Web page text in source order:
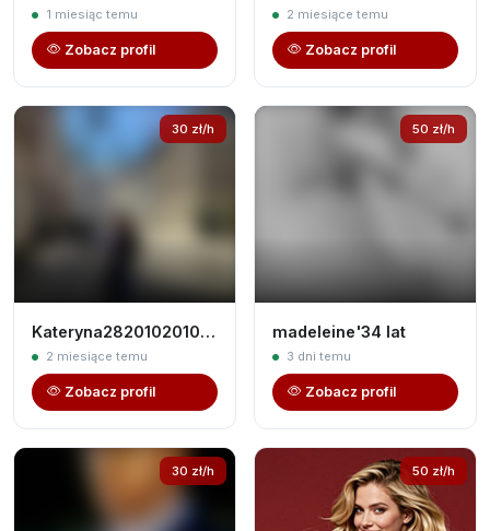
1 miesiąc temu
Zobacz profil
2 miesiące temu
Zobacz profil
30 zł/h
Kateryna2820102010'47 lat
2 miesiące temu
Zobacz profil
50 zł/h
madeleine'34 lat
3 dni temu
Zobacz profil
30 zł/h 50 zł/h